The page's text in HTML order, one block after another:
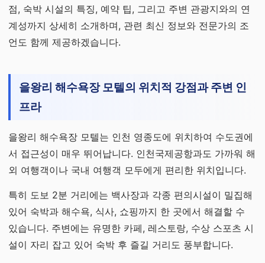
점, 숙박 시설의 특징, 예약 팁, 그리고 주변 관광지와의 연
계성까지 상세히 소개하며, 관련 최신 정보와 전문가의 조
언도 함께 제공하겠습니다.
을왕리 해수욕장 모텔의 위치적 강점과 주변 인
프라
을왕리 해수욕장 모텔는 인천 영종도에 위치하여 수도권에
서 접근성이 매우 뛰어납니다. 인천국제공항과도 가까워 해
외 여행객이나 국내 여행객 모두에게 편리한 위치입니다.
특히 도보 2분 거리에는 백사장과 각종 편의시설이 밀집해
있어 숙박과 해수욕, 식사, 쇼핑까지 한 곳에서 해결할 수
있습니다. 주변에는 유명한 카페, 레스토랑, 수상 스포츠 시
설이 자리 잡고 있어 숙박 후 즐길 거리도 풍부합니다.